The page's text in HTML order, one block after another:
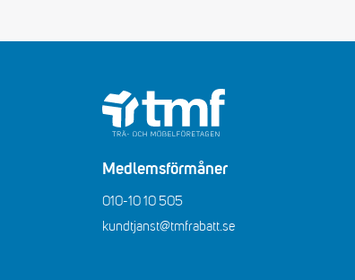
Medlemsförmåner
010-10 10 505
kundtjanst@tmfrabatt.se